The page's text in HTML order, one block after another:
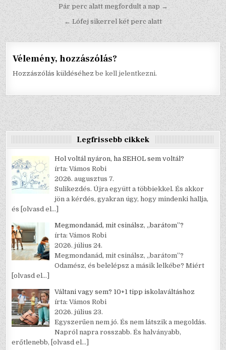
Bejegyzés
navigáció
Pár perc alatt megfordult a nap →
← Lófej sikerrel két perc alatt
Vélemény, hozzászólás?
Hozzászólás küldéséhezbe kell jelentkezni.
Legfrissebb cikkek
Hol voltál nyáron, ha SEHOL sem voltál?
írta: Vámos Robi
2026. augusztus 7.
Sulikezdés. Újra együtt a többiekkel. És akkor
jön a kérdés, gyakran úgy, hogy mindenki hallja,
és [olvasd el…]
Megmondanád, mit csinálsz, „barátom”?
írta: Vámos Robi
2026. július 24.
Megmondanád, mit csinálsz, „barátom”?
Odamész, és belelépsz a másik lelkébe? Miért
[olvasd el…]
Váltani vagy sem? 10+1 tipp iskolaváltáshoz
írta: Vámos Robi
2026. július 23.
Egyszerűen nem jó. És nem látszik a megoldás.
Napról napra rosszabb. És halványabb,
erőtlenebb, [olvasd el…]